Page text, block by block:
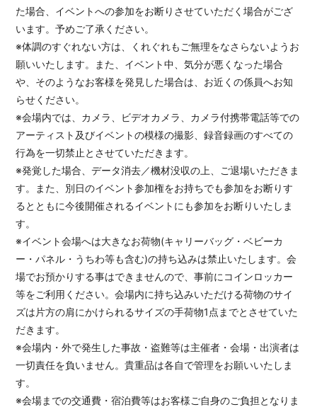
た場合、イベントへの参加をお断りさせていただく場合がござ
います。予めご了承ください。
※体調のすぐれない方は、くれぐれもご無理をなさらないようお
願いいたします。また、イベント中、気分が悪くなった場合
や、そのようなお客様を発見した場合は、お近くの係員へお知
らせください。
※会場内では、カメラ、ビデオカメラ、カメラ付携帯電話等での
アーティスト及びイベントの模様の撮影、録音録画のすべての
行為を一切禁止とさせていただきます。
※発覚した場合、データ消去／機材没収の上、ご退場いただきま
す。また、別日のイベント参加権をお持ちでも参加をお断りす
るとともに今後開催されるイベントにも参加をお断りいたしま
す。
※イベント会場へは大きなお荷物(キャリーバッグ・ベビーカ
ー・パネル・うちわ等も含む)の持ち込みは禁止いたします。会
場でお預かりする事はできませんので、事前にコインロッカー
等をご利用ください。会場内に持ち込みいただける荷物のサイ
ズは片方の肩にかけられるサイズの手荷物1点までとさせていた
だきます。
※会場内・外で発生した事故・盗難等は主催者・会場・出演者は
一切責任を負いません。貴重品は各自で管理をお願いいたしま
す。
※会場までの交通費・宿泊費等はお客様ご自身のご負担となりま